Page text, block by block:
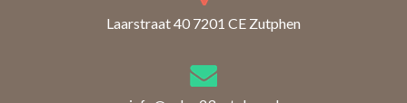
Laarstraat 40 7201 CE Zutphen